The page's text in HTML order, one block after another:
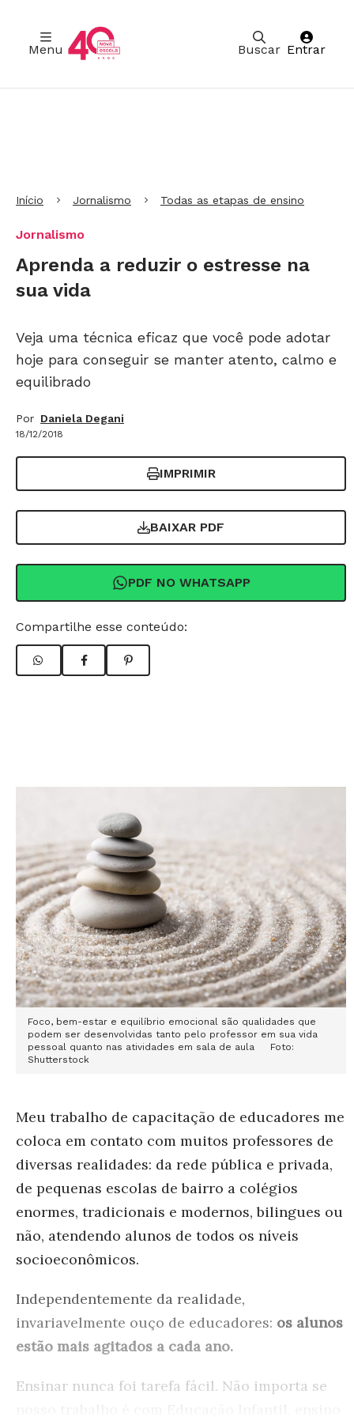
Buscar
Menu Entrar
Início Jornalismo Todas as etapas de ensino
Jornalismo
Aprenda a reduzir o estresse na
sua vida
Veja uma técnica eficaz que você pode adotar
hoje para conseguir se manter atento, calmo e
equilibrado
Por Daniela Degani
18/12/2018
IMPRIMIR
BAIXAR PDF
PDF NO WHATSAPP
Compartilhe esse conteúdo:
Foco, bem-estar e equilíbrio emocional são qualidades que
podem ser desenvolvidas tanto pelo professor em sua vida
pessoal quanto nas atividades em sala de aula Foto:
Shutterstock
Meu trabalho de capacitação de educadores me
coloca em contato com muitos professores de
diversas realidades: da rede pública e privada,
de pequenas escolas de bairro a colégios
enormes, tradicionais e modernos, bilingues ou
não, atendendo alunos de todos os níveis
socioeconômicos.
Independentemente da realidade,
invariavelmente ouço de educadores: os alunos
estão mais agitados a cada ano.
Ensinar nunca foi tarefa fácil. Não importa se